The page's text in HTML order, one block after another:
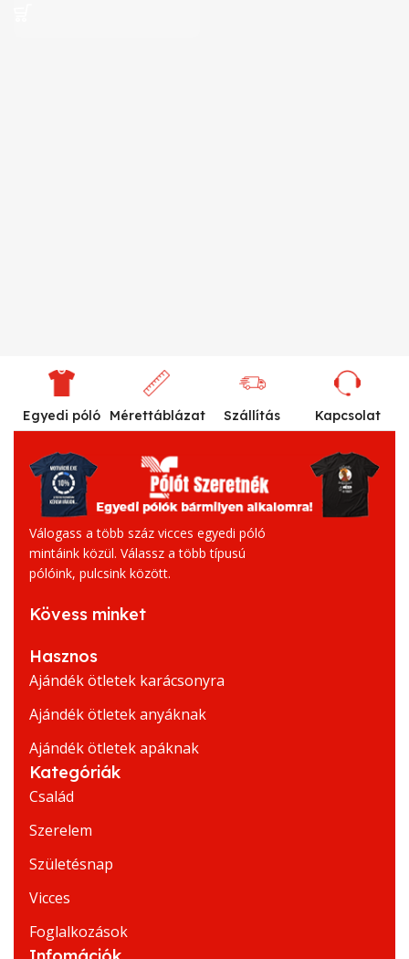
Egyedi póló Mérettáblázat Szállítás Kapcsolat
Válogass a több száz vicces egyedi póló
mintáink közül. Válassz a több típusú
pólóink, pulcsink között.
Kövess minket
Hasznos
Ajándék ötletek karácsonyra
Ajándék ötletek anyáknak
Ajándék ötletek apáknak
Kategóriák
Család
Szerelem
Születésnap
Vicces
Foglalkozások